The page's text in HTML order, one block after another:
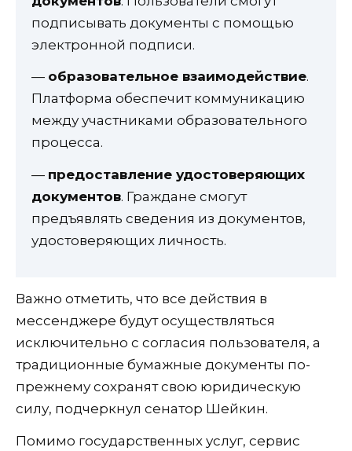
подписывать документы с помощью
электронной подписи.
— образовательное взаимодействие.
Платформа обеспечит коммуникацию
между участниками образовательного
процесса.
— предоставление удостоверяющих
документов. Граждане смогут
предъявлять сведения из документов,
удостоверяющих личность.
Важно отметить, что все действия в
мессенджере будут осуществляться
исключительно с согласия пользователя, а
традиционные бумажные документы по-
прежнему сохранят свою юридическую
силу, подчеркнул сенатор Шейкин.
Помимо государственных услуг, сервис